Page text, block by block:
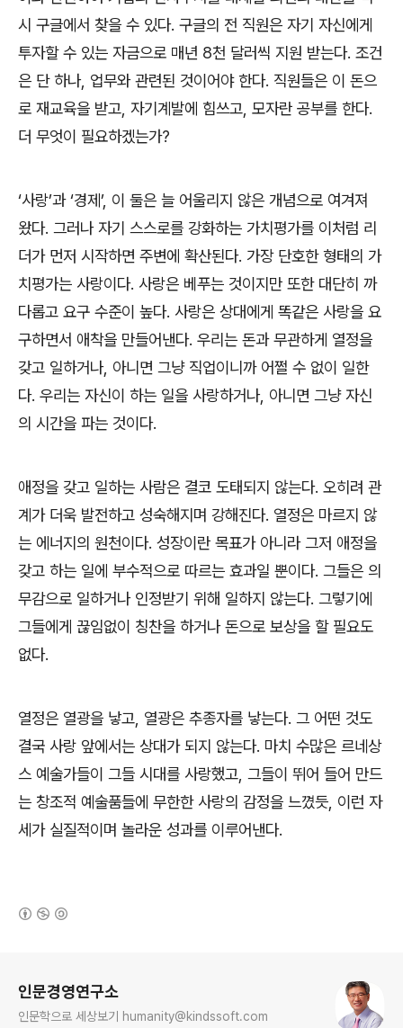
시 구글에서 찾을 수 있다. 구글의 전 직원은 자기 자신에게
투자할 수 있는 자금으로 매년 8천 달러씩 지원 받는다. 조건
은 단 하나, 업무와 관련된 것이어야 한다. 직원들은 이 돈으
로 재교육을 받고 자기계발에 힘쓰고 모자란 공부를 한다.
더 무엇이 필요하겠는가?
‘사랑’과‘경제’, 이 둘은 늘 어울리지 않은 개념으로 여겨져
왔다. 그러나 자기 스스로를 강화하는 가치평가를 이처럼 리
더가 먼저 시작하면 주변에 확산된다. 가장 단호한 형태의 가
치평가는 사랑이다. 사랑은 베푸는 것이지만 또한 대단히 까
다롭고 요구 수준이 높다. 사랑은 상대에게 똑같은 사랑을 요
구하면서 애착을 만들어낸다. 우리는 돈과 무관하게 열정을
갖고 일하거나, 아니면 그냥 직업이니까 어쩔 수 없이 일한
다. 우리는 자신이 하는 일을 사랑하거나, 아니면 그냥 자신
의 시간을 파는 것이다.
애정을 갖고 일하는 사람은 결코 도태되지 않는다. 오히려 관
계가 더욱 발전하고 성숙해지며 강해진다. 열정은 마르지 않
는 에너지의 원천이다. 성장이란 목표가 아니라 그저 애정을
갖고 하는 일에 부수적으로 따르는 효과일 뿐이다. 그들은 의
무감으로 일하거나 인정받기 위해 일하지 않는다. 그렇기에
그들에게 끊임없이 칭찬을 하거나 돈으로 보상을 할 필요도
없다.
열정은 열광을 낳고 열광은 추종자를 낳는다. 그 어떤 것도
결국 사랑 앞에서는 상대가 되지 않는다. 마치 수많은 르네상
스 예술가들이 그들 시대를 사랑했고 그들이 뛰어 들어 만드
는 창조적 예술품들에 무한한 사랑의 감정을 느꼈듯, 이런 자
세가 실질적이며 놀라운 성과를 이루어낸다.
인문경영연구소
인문학으로 세상보기 humanity@kindssoft.com